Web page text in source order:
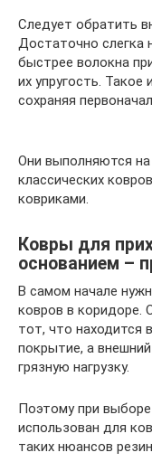
Следует обратить
Достаточно слегка
быстрее волокна
их упругость.
сохраняя
Они выполняются
классических
ковриками.
Ковры для
основанием –
В самом начале
ковров в коридоре.
тот, что находится
покрытие, а
грязную нагрузку.
Поэтому при
использован для
таких нюансов